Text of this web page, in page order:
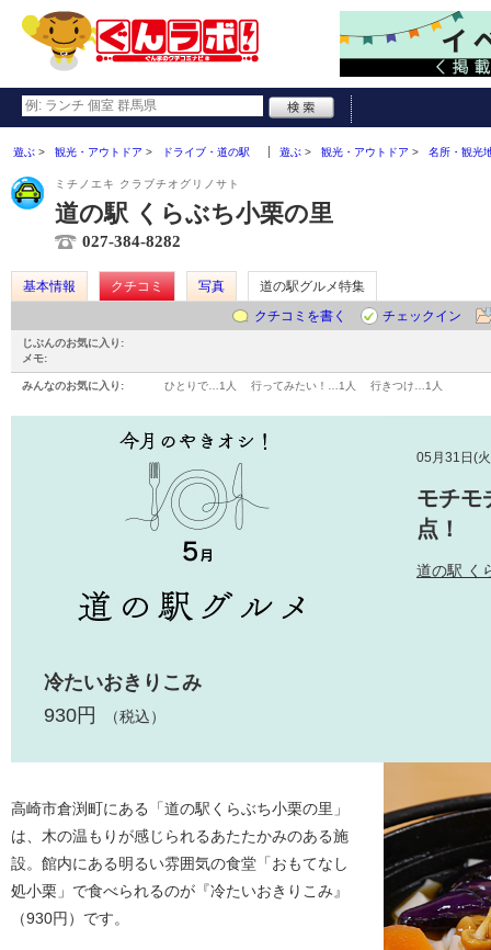
遊ぶ 観光・アウトドア ドライブ・道の駅 遊ぶ 観光・アウトドア 名所・観光
ミチノエキ クラブチオグリノサト
道の駅 くらぶち小栗の里
027-384-8282
基本情報 クチコミ 写真
道の駅グルメ特集
クチコミを書く
チェックイン
じぶんのお気に入り:
メモ:
みんなのお気に入り: ひとりで… 1人 行ってみたい！… 1人 行きつけ… 1人
05月31日(
モチモ
点！
道の駅 く
冷たいおきりこみ
930円
（税込）
高崎市倉渕町にある「道の駅くらぶち小栗の里」
は、木の温もりが感じられるあたたかみのある施
設。館内にある明るい雰囲気の食堂「おもてなし
処小栗」で食べられるのが『冷たいおきりこみ』
（930円）です。